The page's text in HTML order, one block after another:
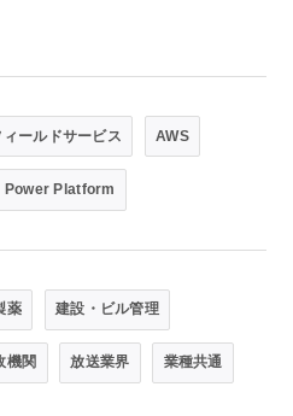
ィールドサービス AWS
Power Platform
薬 建設・ビル管理
機関 放送業界 業種共通